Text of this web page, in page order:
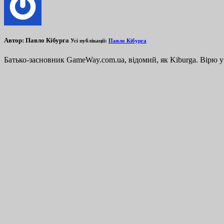
Автор: Павло Кібурга Усі публікації: Павло Кібурга
Батько-засновник GameWay.com.ua, відомий, як Kiburga. Вірю у